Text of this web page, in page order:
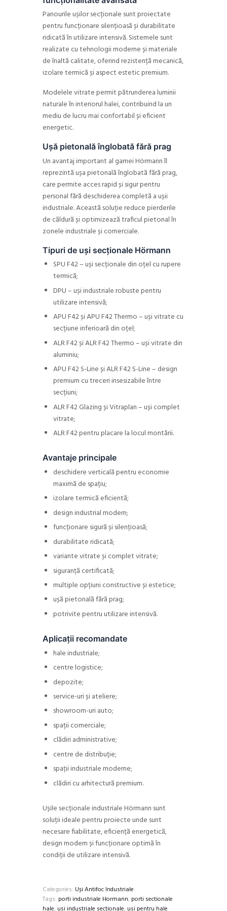
Panourile ușilor secționale sunt proiectate
pentru funcționare silențioasă și durabilitate
ridicată în utilizare intensivă. Sistemele sunt
realizate cu tehnologii moderne și materiale
de înaltă calitate, oferind rezistență mecanică,
izolare termică și aspect estetic premium.
Modelele vitrate permit pătrunderea luminii
naturale în interiorul halei, contribuind la un
mediu de lucru mai confortabil și eficient
energetic.
Ușă pietonală înglobată fără prag
Un avantaj important al gamei Hörmann îl
reprezintă ușa pietonală înglobată fără prag,
care permite acces rapid și sigur pentru
personal fără deschiderea completă a ușii
industriale. Această soluție reduce pierderile
de căldură și optimizează traficul pietonal în
zonele industriale și comerciale.
Tipuri de uși secționale Hörmann
SPU F42 – uși secționale din oțel cu rupere
termică;
DPU – uși industriale robuste pentru
utilizare intensivă;
APU F42 și APU F42 Thermo – uși vitrate cu
secțiune inferioară din oțel;
ALR F42 și ALR F42 Thermo – uși vitrate din
aluminiu;
APU F42 S-Line și ALR F42 S-Line – design
premium cu treceri insesizabile între
secțiuni;
ALR F42 Glazing și Vitraplan – uși complet
vitrate;
ALR F42 pentru placare la locul montării.
Avantaje principale
deschidere verticală pentru economie
maximă de spațiu;
izolare termică eficientă;
design industrial modern;
funcționare sigură și silențioasă;
durabilitate ridicată;
variante vitrate și complet vitrate;
siguranță certificată;
multiple opțiuni constructive și estetice;
ușă pietonală fără prag;
potrivite pentru utilizare intensivă.
Aplicații recomandate
hale industriale;
centre logistice;
depozite;
service-uri și ateliere;
showroom-uri auto;
spații comerciale;
clădiri administrative;
centre de distribuție;
spații industriale moderne;
clădiri cu arhitectură premium.
Ușile secționale industriale Hörmann sunt
soluții ideale pentru proiecte unde sunt
necesare fiabilitate, eficiență energetică,
design modern și funcționare optimă în
condiții de utilizare intensivă.
Categories: Uși Antifoc Industriale
Tags: porti industriale Hormann, porti sectionale
hale, usi industriale sectionale, usi pentru hale